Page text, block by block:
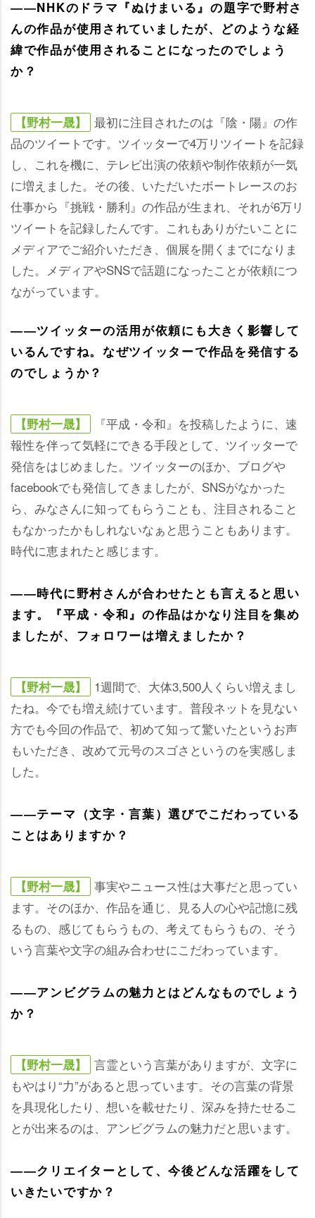
――NHKのドラマ『ぬけまいる』の題字で野村さ
んの作品が使用されていましたが、どのような経
緯で作品が使用されることになったのでしょう
か？
【野村一晟】
最初に注目されたのは『陰・陽』の作
品のツイートです。ツイッターで4万リツイートを記録
し、これを機に、テレビ出演の依頼や制作依頼が一気
に増えました。その後、いただいたボートレースのお
仕事から『挑戦・勝利』の作品が生まれ、それが6万リ
ツイートを記録したんです。これもありがたいことに
メディアでご紹介いただき、個展を開くまでになりま
した。メディアやSNSで話題になったことが依頼につ
ながっています。
――ツイッターの活用が依頼にも大きく影響して
いるんですね。なぜツイッターで作品を発信する
のでしょうか？
【野村一晟】
『平成・令和』を投稿したように、速
報性を伴って気軽にできる手段として、ツイッターで
発信をはじめました。ツイッターのほか、ブログ
facebookでも発信してきましたが、SNSがなかった
ら、みなさんに知ってもらうことも、注目されること
もなかったかもしれないなぁと思うこともあります。
時代に恵まれたと感じます。
――時代に野村さんが合わせたとも言えると思い
ます。『平成・令和』の作品はかなり注目を集め
ましたが、フォロワーは増えましたか？
【野村一晟】
1週間で、大体3,500人くらい増えまし
たね。今でも増え続けています。普段ネットを見ない
方でも今回の作品で、初めて知って驚いたというお声
もいただき、改めて元号のスゴさというのを実感しま
した。
――テーマ（文字・言葉）選びでこだわっている
ことはありますか？
【野村一晟】
事実やニュース性は大事だと思ってい
ます。そのほか、作品を通じ、見る人の心や記憶に残
るもの、感じてもらうもの、考えてもらうもの、そう
いう言葉や文字の組み合わせにこだわっています。
――アンビグラムの魅力とはどんなものでしょう
か？
【野村一晟】
言霊という言葉がありますが、文字に
もやはり“力”があると思っています。その言葉の背景
を具現化したり、想いを載せたり、深みを持たせるこ
とが出来るのは、アンビグラムの魅力だと思います。
――クリエイターとして、今後どんな活躍をして
いきたいですか？